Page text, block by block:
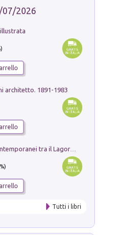
2026
architetto. 1891-1983
Tutti i libri